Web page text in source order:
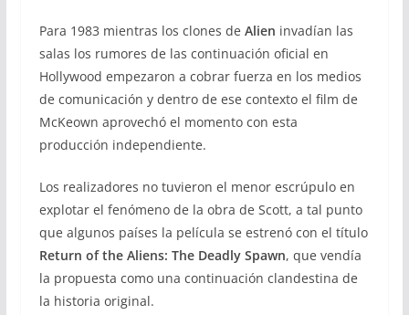
Para 1983 mientras los clones de Alien invadían las
salas los rumores de las continuación oficial en
Hollywood empezaron a cobrar fuerza en los medios
de comunicación y dentro de ese contexto el film de
McKeown aprovechó el momento con esta
producción independiente.
Los realizadores no tuvieron el menor escrúpulo en
explotar el fenómeno de la obra de Scott, a tal punto
que algunos países la película se estrenó con el título
Return of the Aliens: The Deadly Spawn, que vendía
la propuesta como una continuación clandestina de
la historia original.